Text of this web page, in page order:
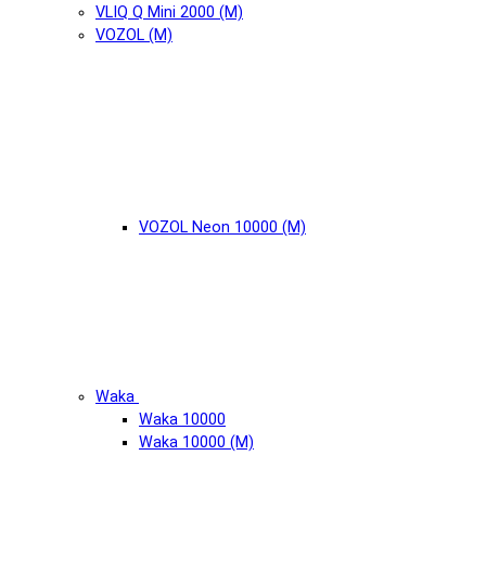
VLIQ Q Mini 2000 (М)
VOZOL (М)
VOZOL Neon 10000 (М)
Waka
Waka 10000
Waka 10000 (М)